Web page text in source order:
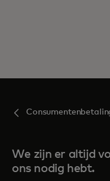
We zijn er altijd
ons nodig hebt.